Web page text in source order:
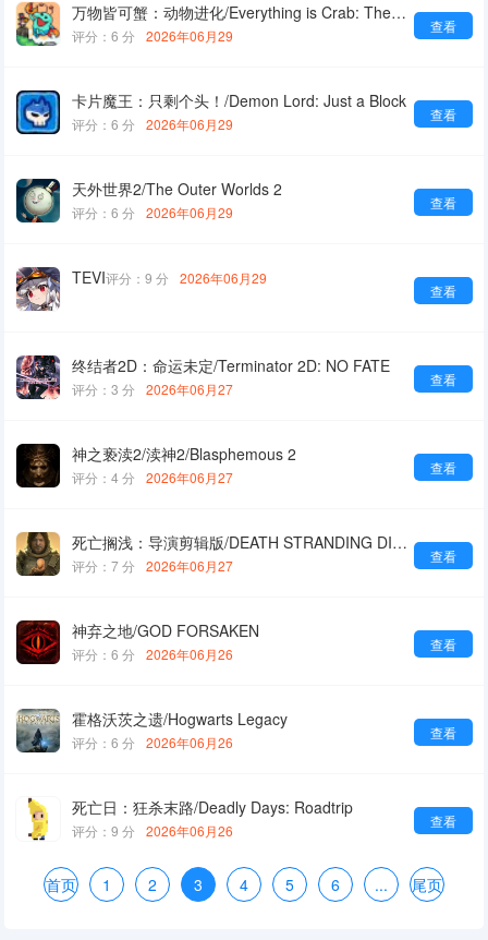
万物皆可蟹：动物进化/Everything is Crab: The Animal Evolution Roguelite
查看
评分：6 分 2026年06月29
卡片魔王：只剩个头！/Demon Lord: Just a Block
查看
评分：6 分 2026年06月29
天外世界2/The Outer Worlds 2
查看
评分：6 分 2026年06月29
TEVI
查看
评分：9 分 2026年06月29
终结者2D：命运未定/Terminator 2D: NO FATE
查看
评分：3 分 2026年06月27
神之亵渎2/渎神2/Blasphemous 2
查看
评分：4 分 2026年06月27
死亡搁浅：导演剪辑版/DEATH STRANDING DIRECTOR'S CUT
查看
评分：7 分 2026年06月27
神弃之地/GOD FORSAKEN
查看
评分：6 分 2026年06月26
霍格沃茨之遗/Hogwarts Legacy
查看
评分：6 分 2026年06月26
死亡日：狂杀末路/Deadly Days: Roadtrip
查看
评分：9 分 2026年06月26
首页 1 2 3 4 5 6 ... 尾页